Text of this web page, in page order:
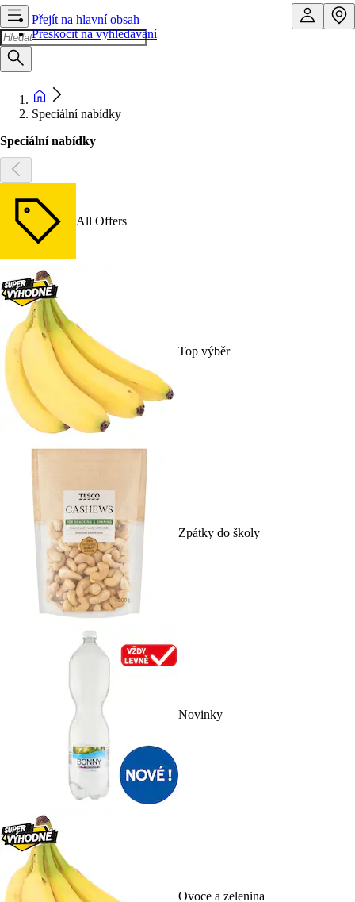
Přejít na hlavní obsah
Přeskočit na vyhledávání
Speciální nabídky
Speciální nabídky
All Offers
Top výběr
Zpátky do školy
Novinky
Ovoce a zelenina